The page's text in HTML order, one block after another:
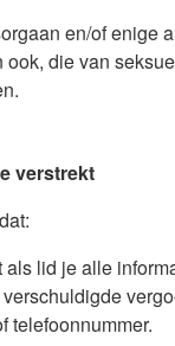
en/of enige
ook, die van
verstrekt
lid je alle
telefoonnummer.